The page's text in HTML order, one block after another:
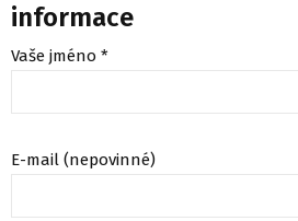
informace
Vaše jméno *
E-mail (nepovinné)